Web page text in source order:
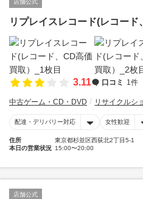
店舗公式
リプレイスレコード(レコード
3.11 口コミ 1件
中古ゲーム・CD・DVD リサイクルシ
配達・デリバリー対応 女性歓迎
住所
東京都杉並区西荻北2丁目5-1
本日の営業状況 15:00〜20:00
店舗公式